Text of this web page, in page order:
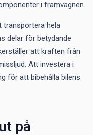
i framvagnen.
transportera hela
delar för betydande
att kraften från
Att investera i
för att bibehålla bilens
på